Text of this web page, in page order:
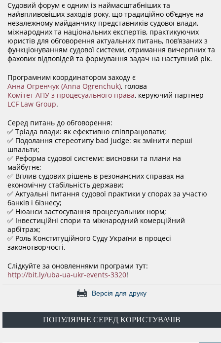
РІШЕННЯ РСУ
НОРМАТИВНІ ДОКУМЕНТИ
МІЖНАРОДНІ СТАНДАРТИ
КОНФЛІКТ ІНТЕРЕСІВ
НОРМАТИВИ НАВАНТАЖЕННЯ
Судовий форум є одним із наймасштабніших та
найвпливовіших заходів року, що традиційно об’єднує на
незалежному майданчику представників судової влади,
міжнародних та національних експертів, практикуючих
юристів для обговорення актуальних питань, пов’язаних з
функціонуванням судової системи, отримання вичерпних та
фахових відповідей та формування задач на наступний рік.
Програмним координатором заходу є
Анна Огренчук (Anna Ogrenchuk), голова
Комітет АПУ з процесуального права, керуючий партнер
LCF Law Group.
Серед питань до обговорення:
✅ Тріада влади: як ефективно співпрацювати;
✅ Подолання стереотипу bad judge: як змінити перші
шпальти;
✅ Реформа судової системи: висновки та плани на
майбутнє;
✅ Вплив судових рішень в резонансних справах на
економічну стабільність держави;
✅ Актуальні питання судової практики у спорах за участю
банків і бізнесу;
✅ Нюанси застосування процесуальних норм;
✅ Інвестиційні спори та міжнародний комерційний
арбітраж;
✅ Роль Конституційного Суду України в процесі
законотворчості.
Слідкуйте за оновленнями програми тут:
http://bit.ly/uba-ua-ukr-events-3320!
Версія для друку
ПОПУЛЯРНЕ СЕРЕД КОРИСТУВАЧІВ